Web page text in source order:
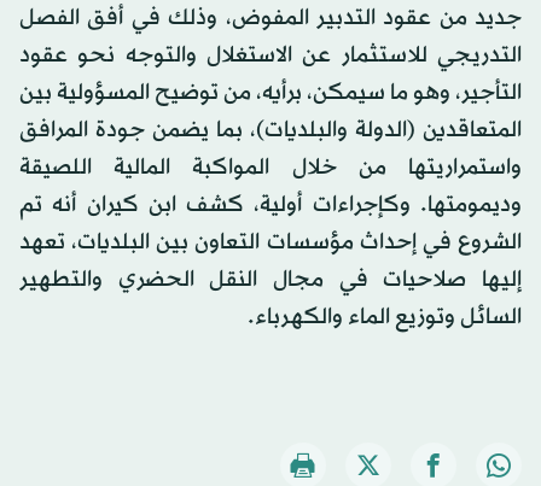
جديد من عقود التدبير المفوض، وذلك في أفق الفصل
التدريجي للاستثمار عن الاستغلال والتوجه نحو عقود
التأجير، وهو ما سيمكن، برأيه، من توضيح المسؤولية بين
المتعاقدين (الدولة والبلديات)، بما يضمن جودة المرافق
واستمراريتها من خلال المواكبة المالية اللصيقة
وديمومتها. وكإجراءات أولية، كشف ابن كيران أنه تم
الشروع في إحداث مؤسسات التعاون بين البلديات، تعهد
إليها صلاحيات في مجال النقل الحضري والتطهير
السائل وتوزيع الماء والكهرباء.